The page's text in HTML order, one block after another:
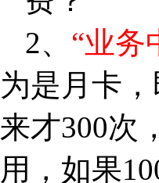
2、 “业务
为是月卡
来才300次
用，如果